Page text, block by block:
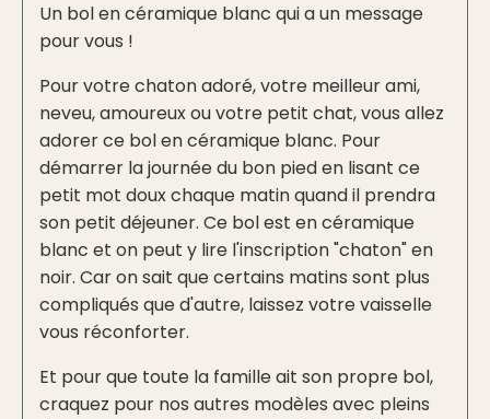
Un bol en céramique blanc qui a un message
pour vous !
Pour votre chaton adoré, votre meilleur ami,
neveu, amoureux ou votre petit chat, vous allez
adorer ce bol en céramique blanc. Pour
démarrer la journée du bon pied en lisant ce
petit mot doux chaque matin quand il prendra
son petit déjeuner. Ce bol est en céramique
blanc et on peut y lire l'inscription "chaton" en
noir. Car on sait que certains matins sont plus
compliqués que d'autre, laissez votre vaisselle
vous réconforter.
Et pour que toute la famille ait son propre bol,
craquez pour nos autres modèles avec pleins